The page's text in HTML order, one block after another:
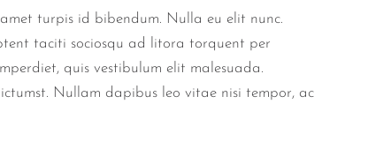
turpis id bibendum. Nulla eu elit nunc.
taciti sociosqu ad litora torquent per
quis vestibulum elit malesuada.
Nullam dapibus leo vitae nisi tempor, ac